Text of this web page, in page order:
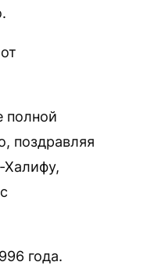
от
полной
поздравляя
Халифу,
года.